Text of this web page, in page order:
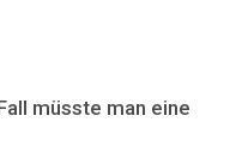
müsste man eine